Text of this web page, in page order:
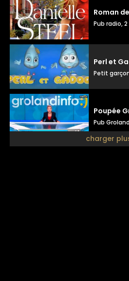
Pub radio,
Perl et
Petit
Poupée
Pub
charger